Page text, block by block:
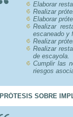
Elaborar
Realizar
Elaborar
Realizar
escaneado y
Realizar
Realizar
de escayola.
Cumplir las
riesgos
PRÓTESIS SOBRE